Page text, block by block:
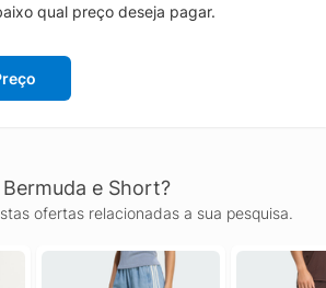
qual preço deseja pagar.
e Short?
ofertas relacionadas a sua pesquisa.